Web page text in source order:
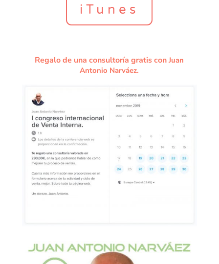
iTunes
Regalo de una consultoría gratis conJuan
Antonio Narváez.